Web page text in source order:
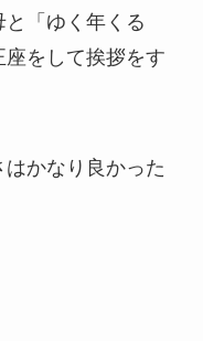
と「ゆく年くる
をして挨拶をす
かなり良かった